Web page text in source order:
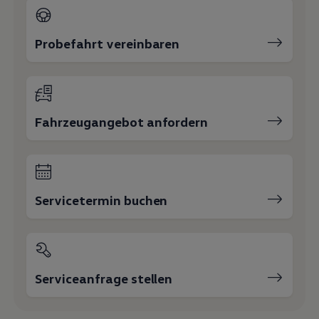
Transport
Familie
Probefahrt vereinbaren
Fahrzeugangebot anfordern
Servicetermin buchen
Serviceanfrage stellen